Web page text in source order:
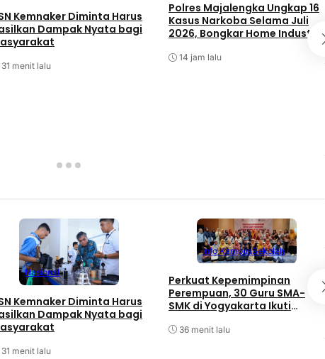
Kemnaker Diminta Harus
Dampak Nyata bagi
31 menit lalu
Polres Majalengka Ungkap 16
Kasus Narkoba Selama Juli
2026, Bongkar Home Industri
14 jam lalu
Nasional
Kemnaker Diminta Harus
Dampak Nyata bagi
31 menit lalu
Info KampusSekolah
Perkuat Kepemimpinan
Perempuan, 30 Guru SMA-
SMK di Yogyakarta Ikuti
36 menit lalu